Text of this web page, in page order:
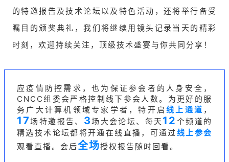
的特邀报告及技术论坛以及特色活动，还将举行备受
瞩目的颁奖典礼，我们将继续用镜头记录当天的精彩
时刻，欢迎持续关注，顶级技术盛宴与你共同分享！
应疫情防控需求，也为保证参会者的人身安全，
CNCC组委会严格控制线下参会人数。为更好的服
务广大计算机领域专家学者，特开启 线上通道 ，
17场特邀报告、 3场大会论坛、每天 12 个频道的
精选技术论坛都将开通在线直播，可通过 线上参会
观看直播。会后全场授权报告随时回看。